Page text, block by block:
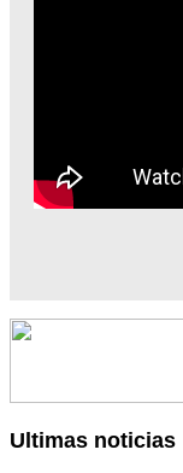
Ultimas noticias